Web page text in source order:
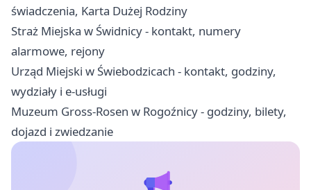
świadczenia, Karta Dużej Rodziny
Straż Miejska w Świdnicy - kontakt, numery
alarmowe, rejony
Urząd Miejski w Świebodzicach - kontakt, godziny,
wydziały i e-usługi
Muzeum Gross-Rosen w Rogoźnicy - godziny, bilety,
dojazd i zwiedzanie